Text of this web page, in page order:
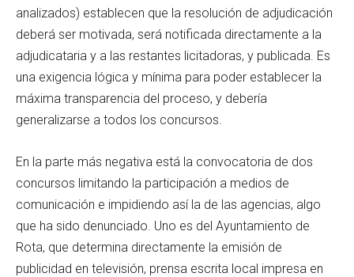
analizados) establecen que la resolución de adjudicación
deberá ser motivada, será notificada directamente a la
adjudicataria y a las restantes licitadoras, y publicada. Es
una exigencia lógica y mínima para poder establecer la
máxima transparencia del proceso, y debería
generalizarse a todos los concursos.
En la parte más negativa está la convocatoria de dos
concursos limitando la participación a medios de
comunicación e impidiendo así la de las agencias, algo
que ha sido denunciado. Uno es del Ayuntamiento de
Rota, que determina directamente la emisión de
publicidad en televisión, prensa escrita local impresa en